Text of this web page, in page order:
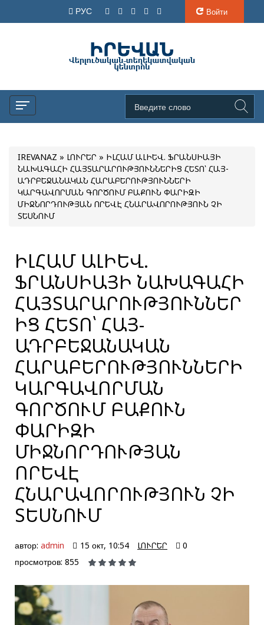
РУС Войти
IREVANAZ » ԼՈՒՐԵՐ » ԻԼՀԱՄ ԱԼԻԵՎ. ՖՐԱՆՍԻԱՅԻ
ՆԱԽԱԳԱՀԻ ՀԱՅՏԱՐԱՐՈՒԹՅՈՒՆՆԵՐԻՑ ՀԵՏՈ՝ ՀԱՅ-
ԱԴՐԲԵՋԱՆԱԿԱՆ ՀԱՐԱԲԵՐՈՒԹՅՈՒՆՆԵՐԻ
ԿԱՐԳԱՎՈՐՄԱՆ ԳՈՐԾՈՒՄ ԲԱՔՈՒՆ ՓԱՐԻԶԻ
ՄԻՋՆՈՐԴՈՒԹՅԱՆ ՈՐԵՎԷ ՀՆԱՐԱՎՈՐՈՒԹՅՈՒՆ ՉԻ
ՏԵՍՆՈՒՄ
ԻԼՀԱՄ ԱԼԻԵՎ.
ՖՐԱՆՍԻԱՅԻ ՆԱԽԱԳԱՀԻ
ՀԱՅՏԱՐԱՐՈՒԹՅՈՒՆՆԵՐ
ԻՑ ՀԵՏՈ՝ ՀԱՅ-
ԱԴՐԲԵՋԱՆԱԿԱՆ
ՀԱՐԱԲԵՐՈՒԹՅՈՒՆՆԵՐԻ
ԿԱՐԳԱՎՈՐՄԱՆ
ԳՈՐԾՈՒՄ ԲԱՔՈՒՆ
ՓԱՐԻԶԻ
ՄԻՋՆՈՐԴՈՒԹՅԱՆ
ՈՐԵՎԷ
ՀՆԱՐԱՎՈՐՈՒԹՅՈՒՆ ՉԻ
ՏԵՍՆՈՒՄ
автор: admin 15 окт, 10:54 ԼՈՒՐԵՐ
0
просмотров: 855